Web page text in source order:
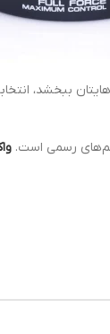
ببخشد،
رسمی است.